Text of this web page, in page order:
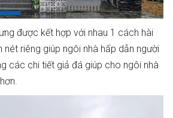
được kết hợp với nhau 1 cách hài
riêng giúp ngôi nhà hấp dẫn người
các chi tiết giả đá giúp cho ngôi nhà